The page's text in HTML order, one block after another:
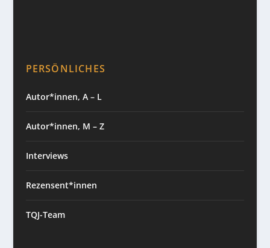
PERSÖNLICHES
Autor*innen, A – L
Autor*innen, M – Z
Interviews
Rezensent*innen
TQJ-Team